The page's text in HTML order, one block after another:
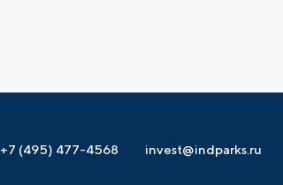
+7 (495) 477-4568 invest@indparks.ru